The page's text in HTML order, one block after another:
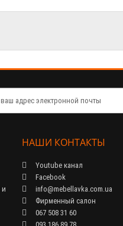
НАШИ КОНТАКТЫ
Youtube канал
Facebook
info@mebellavka.com.ua
Фирменный салон
067 508 31 60